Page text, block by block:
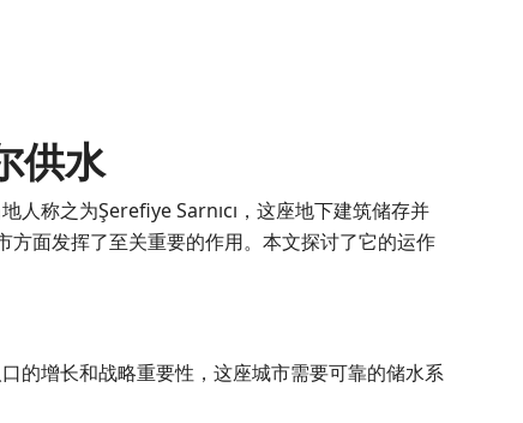
供水
人称之为Şerefiye Sarnıcı，这座地下建筑储存并
面发挥了至关重要的作用。本文探讨了它的运作
的增长和战略重要性，这座城市需要可靠的储水系